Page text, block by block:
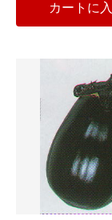
カートに